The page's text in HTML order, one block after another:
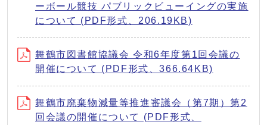
ーボール競技 パブリックビューイングの実施
について (PDF形式、206.19KB)
舞鶴市図書館協議会 令和6年度第1回会議の
開催について (PDF形式、366.64KB)
舞鶴市廃棄物減量等推進審議会（第7期）第2
回会議の開催について (PDF形式、